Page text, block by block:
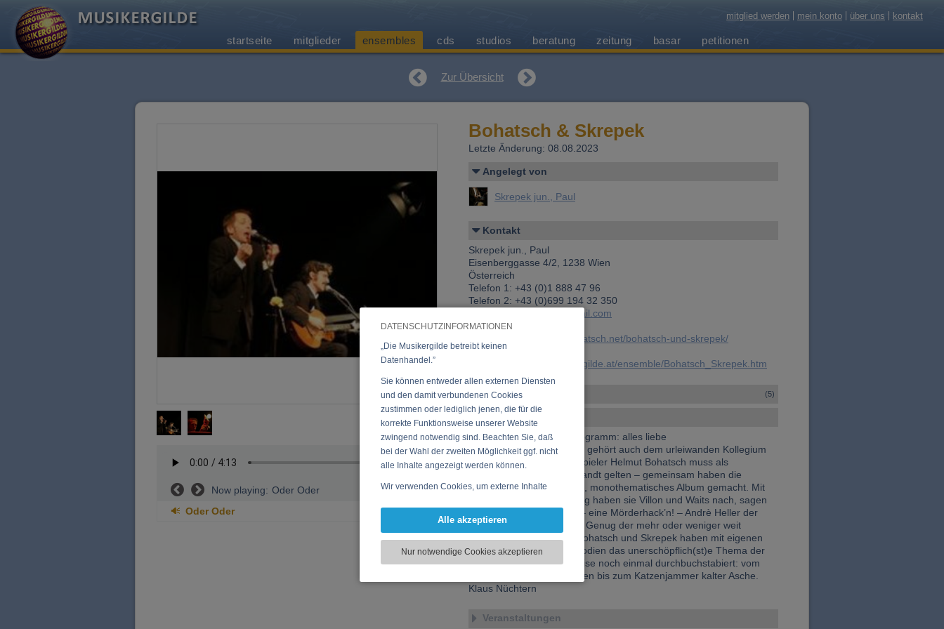
DATENSCHUTZINFORMATIONEN
„Die Musikergilde betreibt keinen
Datenhandel.”
Sie können entweder allen externen Diensten
und den damit verbundenen Cookies
zustimmen oder lediglich jenen, die für die
korrekte Funktionsweise unserer Website
zwingend notwendig sind. Beachten Sie, daß
bei der Wahl der zweiten Möglichkeit ggf. nicht
alle Inhalte angezeigt werden können.
Wir verwenden Cookies, um externe Inhalte
Funktionen für soziale Medien anbieten zu
zu analysieren. Dabei werden ggf.
Informationen zu Ihrer Verwendung unserer
soziale Medien, Werbung und Analysen
Informationen möglicherweise mit weiteren
Alle akzeptieren
Nur notwendige Cookies akzeptieren
mitglied werden mein konto über uns kontakt
startseite mitglieder ensembles cds studios beratung zeitung basar petitionen
Zur Übersicht
Now playing: Oder Oder
Oder Oder
Bohatsch & Skrepek
Letzte Änderung: 08.08.2023
Angelegt von
Skrepek jun., Paul
Kontakt
Skrepek jun., Paul
Eisenberggasse 4/2, 1238 Wien
Österreich
Telefon 1: +43 (0)1 888 47 96
Telefon 2: +43 (0)699 194 32 350
skrepekpaul@gmail.com
http://helmutbohatsch.net/bohatsch-und-skrepek/
https://www.musikergilde.at/ensemble/Bohatsch_Skrepek.htm
Weitere Ensembles (5)
Ensemble-Details
Liebeslieder, aktuelles Programm: alles liebe
Der Musiker Paul Skrepek gehört auch dem urleiwanden Kollegium
Kalksburg an, der Schauspieler Helmut Bohatsch muss als
durchaus somatisch verwandt gelten – gemeinsam haben die
beiden ein erschütterndes, monothematisches Album gemacht. Mit
Mut zur Selbstentäußerung haben sie Villon und Waits nach, sagen
wir: Ottakring geholt und – eine Mörderhack’n! – Andrè Heller der
Halbseidenheit entkleidet. Genug der mehr oder weniger weit
hergeholten Vergleiche: Bohatsch und Skrepek haben mit eigenen
Stimmen, Texten und Melodien das unerschöpflich(st)e Thema der
Welt auf viszeral-virile Weise noch einmal durchbuchstabiert: vom
initialen erotischen Erglühen bis zum Katzenjammer kalter Asche.
Klaus Nüchtern
Veranstaltungen